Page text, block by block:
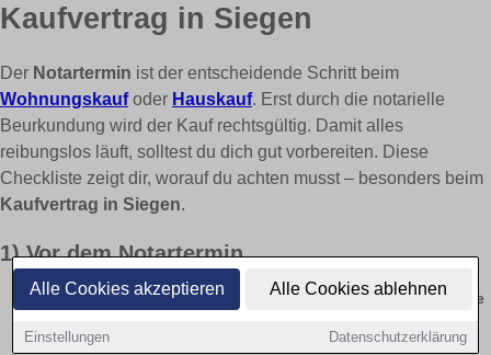
Alle Cookies akzeptieren Alle Cookies ablehnen
Einstellungen Datenschutzerklärung
Kaufvertrag in Siegen
Der Notartermin ist der entscheidende Schritt beim
Wohnungskaufoder Hauskauf. Erst durch die notarielle
Beurkundung wird der Kauf rechtsgültig. Damit alles
reibungslos läuft, solltest du dich gut vorbereiten. Diese
Checkliste zeigt dir, worauf du achten musst – besonders beim
Kaufvertrag in Siegen.
1) Vor dem Notartermin
Prüfe den Kaufvertragsentwurf gründlich – mindestens14 Tage
Vergleiche Angaben mit dem Exposé:
Kaufpreis,